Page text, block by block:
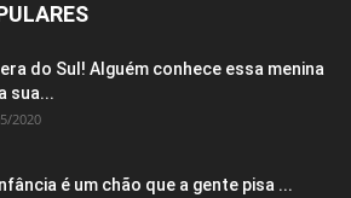
do Sul! Alguém conhece essa menina
sua...
2020
é um chão que a gente pisa ...